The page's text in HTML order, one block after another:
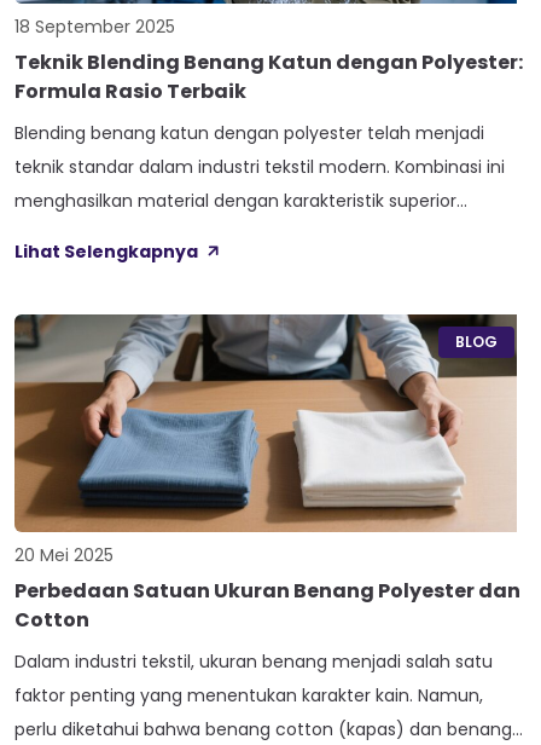
18 September 2025
Teknik Blending Benang Katun dengan Polyester:
Formula Rasio Terbaik
Blending benang katun dengan polyester telah menjadi
teknik standar dalam industri tekstil modern. Kombinasi ini
menghasilkan material dengan karakteristik superior
teknik blending yang tepat sangat penting untuk
Benang Katun dengan Polyester Proses blending
menggabungkan serat alami katun dengan serat sintetis
polyester. Tujuannya […]
Lihat Selengkapnya
BLOG
20 Mei 2025
Perbedaan Satuan Ukuran Benang Polyester dan
Cotton
Dalam industri tekstil, ukuran benang menjadi salah satu
faktor penting yang menentukan karakter kain. Namun,
perlu diketahui bahwa benang cotton (kapas) dan benang